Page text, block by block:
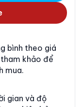
bình theo giá
khảo để
mua.
gian và độ